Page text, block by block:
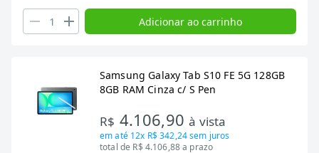
Adicionar ao carrinho
Samsung Galaxy Tab S10 FE 5G 128GB
8GB RAM Cinza c/ S Pen
R$ 4.106,90à vista
em até 12x R$ 342,24sem juros
total de R$ 4.106,88 a prazo